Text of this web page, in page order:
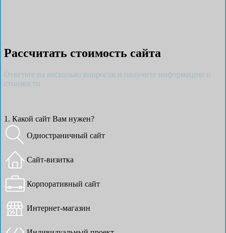
Рассчитать стоимость сайта
Ответьте на несколько вопросов и получите информацию о
стоимости
1. Какой сайт Вам нужен?
Одностраничный сайт
Сайт-визитка
Корпоративный сайт
Интернет-магазин